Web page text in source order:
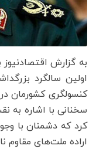
به گزارش اقتصادنیوز
اولین سالگرد
کنسولگری کشورمان
سخنانی با اشاره به
کرد که دشمنان با
اراده ملت‌های مقاوم